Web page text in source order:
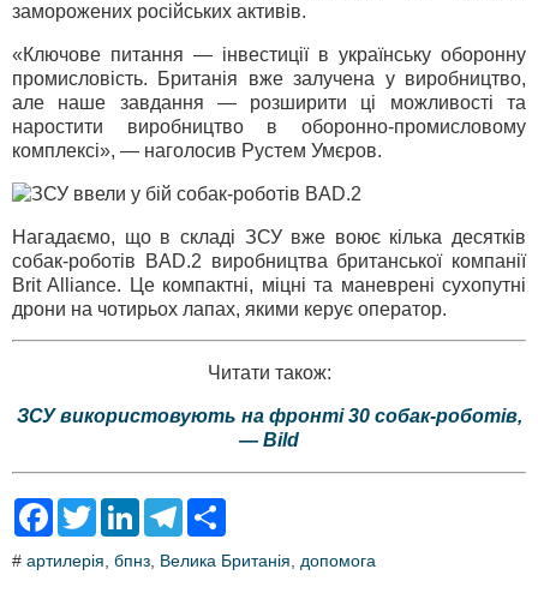
заморожених російських активів.
«Ключове питання — інвестиції в українську оборонну
промисловість. Британія вже залучена у виробництво,
але наше завдання — розширити ці можливості та
наростити виробництво в оборонно-промисловому
комплексі», — наголосив Рустем Умєров.
Нагадаємо, що в складі ЗСУ вже воює кілька десятків
собак-роботів BAD.2 виробництва британської компанії
Brit Alliance. Це компактні, міцні та маневрені сухопутні
дрони на чотирьох лапах, якими керує оператор.
Читати також:
ЗСУ використовують на фронті 30 собак-роботів,
— Bild
F
e
T
t
L
k
T
e
r
# артилерія бпнз Велика Британія допомога